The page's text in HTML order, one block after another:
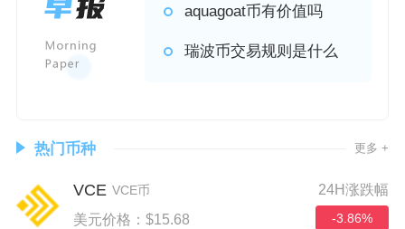
aquagoat币有价值吗
瑞波币交易规则是什么
热门币种 更多 +
VCE VCE币
美元价格：$15.68
24H涨跌幅
-3.86%